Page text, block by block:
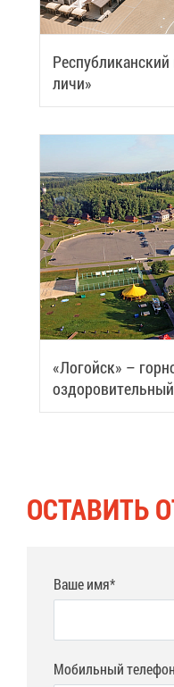
ли­чи»
«Ло­гойск» –
ОСТА­ВИТЬ
Ваше имя*
Мобильный